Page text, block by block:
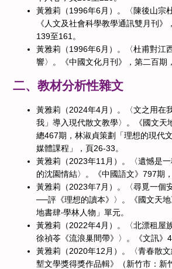
黃雅莉（1996年6月）。〈陳後山宗
《人文及社會科學教學通訊雙月刊
139至161。
黃雅莉（1996年6月）。〈杜甫對江
響〉。《中國文化月刊》，第二百期
二、教材分析性雜文
黃雅莉（2024年4月）。〈文之用
我」導入現代散文教學〉。《國文天
總467期，林淑貞策劃「理想的現代
媒體課程」，頁26-33。
黃雅莉（2023年11月）。〈遺憾是
的沈園情結〉。《中國語文》797期
黃雅莉（2023年7月）。〈尋覓一個
──評《理想的讀本》〉。《國文天
地書肆‧學林人物」單元。
黃雅莉（2022年4月）。〈北漂租
徐禎苓《流浪巢間帶》〉。《文訊》
黃雅莉（2020年12月）。〈青春散
塹文學獎得獎作品輯》（新竹市：新